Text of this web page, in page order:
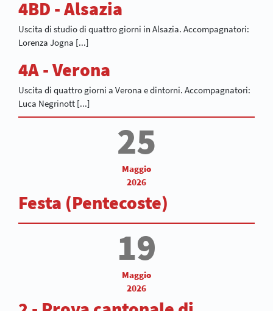
4BD - Alsazia
Uscita di studio di quattro giorni in Alsazia. Accompagnatori:
Lorenza Jogna [...]
4A - Verona
Uscita di quattro giorni a Verona e dintorni. Accompagnatori:
Luca Negrinott [...]
25
Maggio
2026
Festa (Pentecoste)
19
Maggio
2026